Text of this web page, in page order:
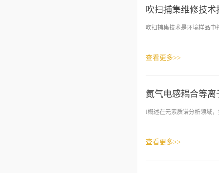
吹扫捕集维修技
吹扫捕集技术是环境样品中
查看更多>>
氮气电感耦合等
I概述在元素质谱分析领域
查看更多>>